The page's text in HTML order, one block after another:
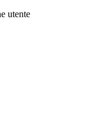
utente